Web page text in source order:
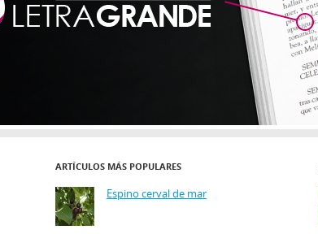
ARTÍCULOS MÁS POPULARES
Espino cerval de mar